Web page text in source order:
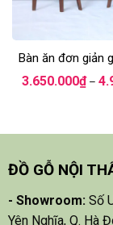
Bàn ăn đơn giản
3.650.000₫ –
ĐỒ GỖ NỘI
- Showroom: Số
Yên Nghĩa, Q. Hà